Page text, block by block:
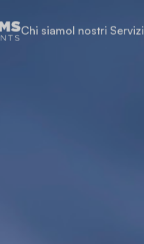
Chi siamoI nostri Servizi